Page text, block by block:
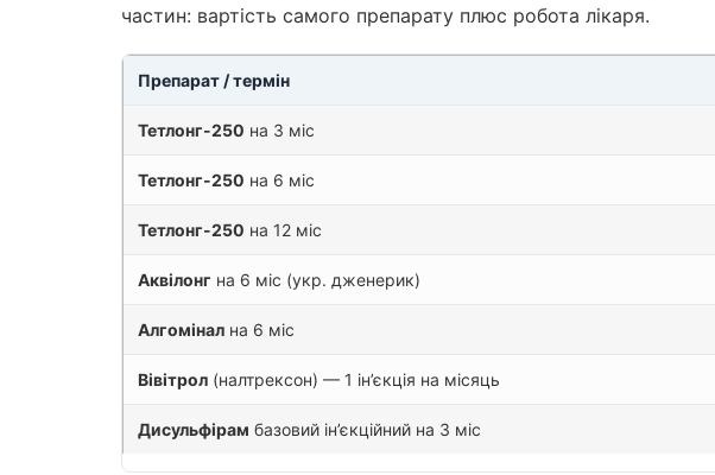
частин: вартість самого препарату плюс робота лікаря.
Препарат / термін
Тетлонг-250 на 3 міс
Тетлонг-250 на 6 міс
Тетлонг-250 на 12 міс
Аквілонг на 6 міс (укр. дженерик)
Алгомінал на 6 міс
Вівітрол (налтрексон) — 1 ін’єкція на місяць
Дисульфірам базовий ін’єкційний на 3 міс